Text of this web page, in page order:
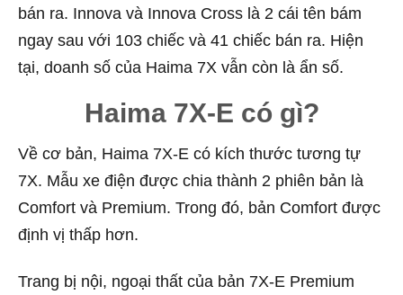
bán ra. Innova và Innova Cross là 2 cái tên bám
ngay sau với 103 chiếc và 41 chiếc bán ra. Hiện
tại, doanh số của Haima 7X vẫn còn là ẩn số.
Haima 7X-E có gì?
Về cơ bản, Haima 7X-E có kích thước tương tự
7X. Mẫu xe điện được chia thành 2 phiên bản là
Comfort và Premium. Trong đó, bản Comfort được
định vị thấp hơn.
Trang bị nội, ngoại thất của bản 7X-E Premium